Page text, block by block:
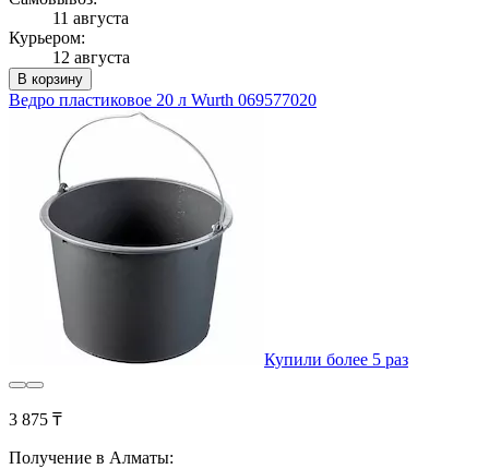
11 августа
Курьером:
12 августа
В корзину
Ведро пластиковое 20 л Wurth 069577020
Купили более 5 раз
3 875 ₸
Получение в Алматы: